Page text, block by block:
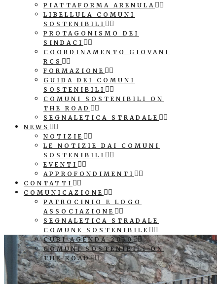
PIATTAFORMA ARENULA
LIBELLULA COMUNI
SOSTENIBILI
PROTAGONISMO DEI
SINDACI
COORDINAMENTO GIOVANI
RCS
FORMAZIONE
GUIDA DEI COMUNI
SOSTENIBILI
COMUNI SOSTENIBILI ON
THE ROAD
SEGNALETICA STRADALE
NEWS
NOTIZIE
LE NOTIZIE DAI COMUNI
SOSTENIBILI
EVENTI
APPROFONDIMENTI
CONTATTI
COMUNICAZIONE
PATROCINIO E LOGO
ASSOCIAZIONE
SEGNALETICA STRADALE
COMUNE SOSTENIBILE
CUBI AGENDA 2030
COMUNI SOSTENIBILI ON
THE ROAD